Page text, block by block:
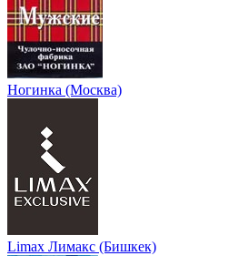
Ногинка (Москва)
Limax Лимакс (Бишкек)